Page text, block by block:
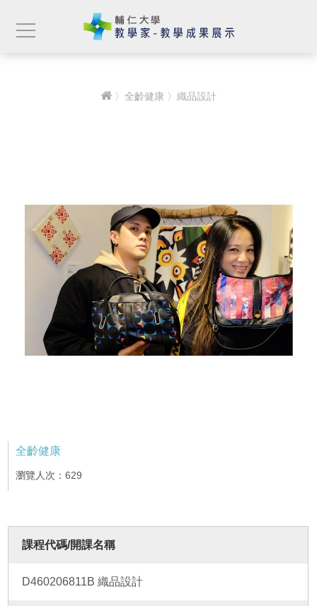
〉 全齡健康 〉織品設計
全齡健康
瀏覽人次：629
課程代碼/開課名稱
D460206811B 織品設計